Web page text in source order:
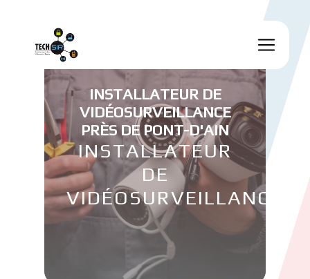
INSTALLATEUR DE
VIDÉOSURVEILLANCE
PRÈS DE PONT-D'AIN
INSTALLATEUR
DE
VIDÉOSURVEILLANCE